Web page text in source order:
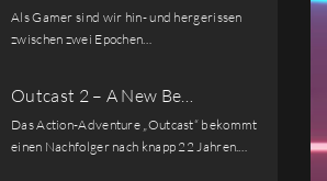
Als Gamer sind wir hin- und hergerissen
zwischen zwei Epochen…
Outcast 2 – A New Be…
Das Action-Adventure „Outcast“ bekommt
einen Nachfolger nach knapp 22 Jahren.…